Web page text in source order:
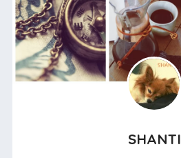
SHANTI